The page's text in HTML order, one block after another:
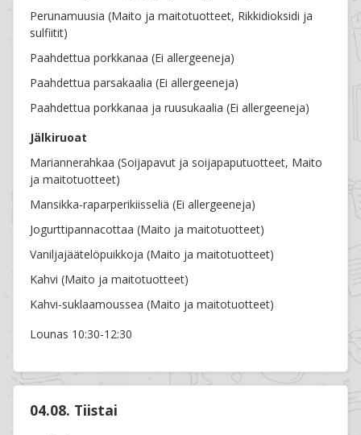
Perunamuusia (Maito ja maitotuotteet, Rikkidioksidi ja
sulfiitit)
Paahdettua porkkanaa (Ei allergeeneja)
Paahdettua parsakaalia (Ei allergeeneja)
Paahdettua porkkanaa ja ruusukaalia (Ei allergeeneja)
Jälkiruoat
Mariannerahkaa (Soijapavut ja soijapaputuotteet, Maito
ja maitotuotteet)
Mansikka-raparperikiisseliä (Ei allergeeneja)
Jogurttipannacottaa (Maito ja maitotuotteet)
Vaniljajäätelöpuikkoja (Maito ja maitotuotteet)
Kahvi (Maito ja maitotuotteet)
Kahvi-suklaamoussea (Maito ja maitotuotteet)
Lounas 10:30-12:30
04.08. Tiistai